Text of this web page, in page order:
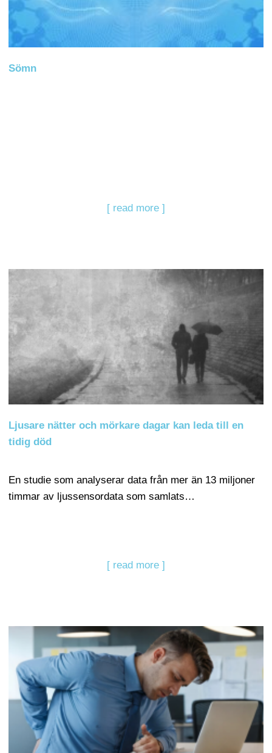
Sömn
[ read more ]
Ljusare nätter och mörkare dagar kan leda till en
tidig död
En studie som analyserar data från mer än 13 miljoner
timmar av ljussensordata som samlats…
[ read more ]